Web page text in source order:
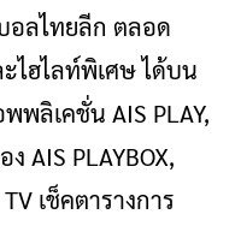
อลไทยลีก ตลอด
ไฮไลท์พิเศษ ได้บน
พลิเคชั่น AIS PLAY,
ง AIS PLAYBOX,
เช็คตารางการ